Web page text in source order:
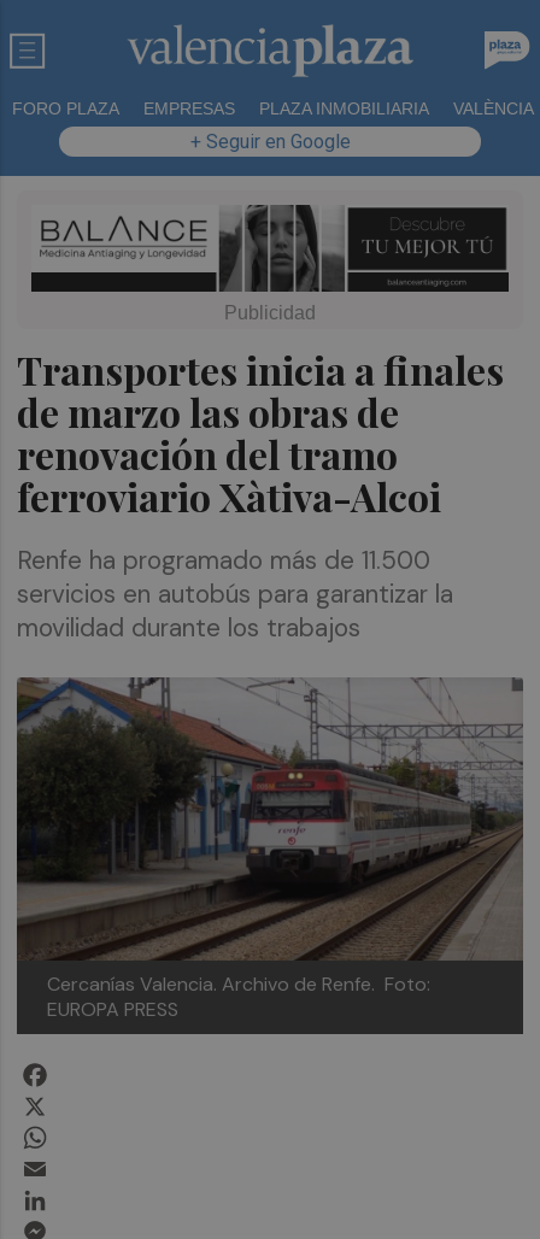
FORO PLAZA EMPRESAS PLAZA INMOBILIARIA VALÈNCIA
+ Seguir en Google
Transportes inicia a finales
de marzo las obras de
renovación del tramo
ferroviario Xàtiva-Alcoi
Renfe ha programado más de 11.500
servicios en autobús para garantizar la
movilidad durante los trabajos
Cercanías Valencia. Archivo de Renfe. Foto:
EUROPA PRESS